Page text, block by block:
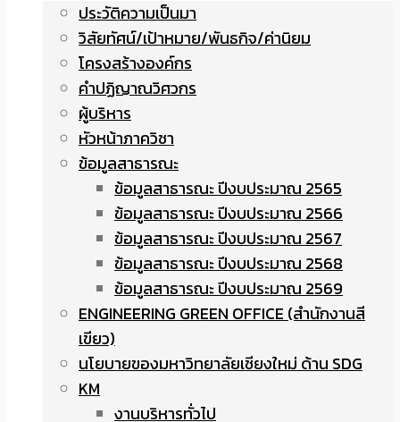
ประวัติความเป็นมา
วิสัยทัศน์/เป้าหมาย/พันธกิจ/ค่านิยม
โครงสร้างองค์กร
คำปฏิญาณวิศวกร
ผู้บริหาร
หัวหน้าภาควิชา
ข้อมูลสาธารณะ
ข้อมูลสาธารณะ ปีงบประมาณ 2565
ข้อมูลสาธารณะ ปีงบประมาณ 2566
ข้อมูลสาธารณะ ปีงบประมาณ 2567
ข้อมูลสาธารณะ ปีงบประมาณ 2568
ข้อมูลสาธารณะ ปีงบประมาณ 2569
ENGINEERING GREEN OFFICE (สำนักงานสี
เขียว)
นโยบายของมหาวิทยาลัยเชียงใหม่ ด้าน SDG
KM
งานบริหารทั่วไป